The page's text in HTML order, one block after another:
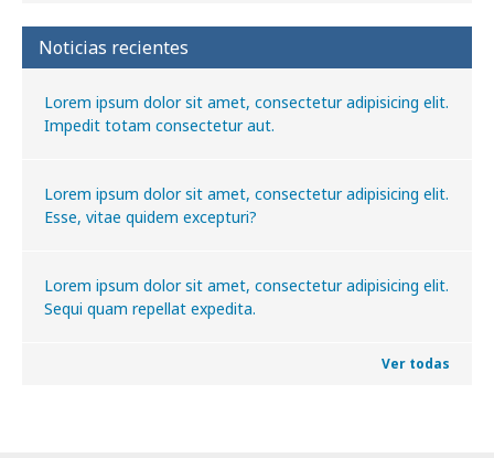
Noticias recientes
Lorem ipsum dolor sit amet, consectetur adipisicing elit.
Impedit totam consectetur aut.
Lorem ipsum dolor sit amet, consectetur adipisicing elit.
Esse, vitae quidem excepturi?
Lorem ipsum dolor sit amet, consectetur adipisicing elit.
Sequi quam repellat expedita.
Ver todas